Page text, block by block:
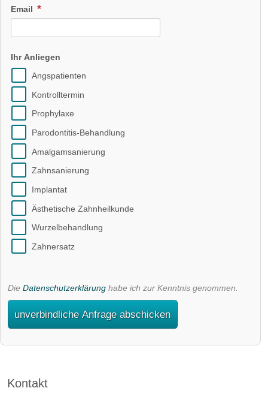
Email
Ihr Anliegen
Angspatienten
Kontrolltermin
Prophylaxe
Parodontitis-Behandlung
Amalgamsanierung
Zahnsanierung
Implantat
Ästhetische Zahnheilkunde
Wurzelbehandlung
Zahnersatz
Die Datenschutzerklärung habe ich zur Kenntnis genommen.
unverbindliche Anfrage abschicken
Kontakt